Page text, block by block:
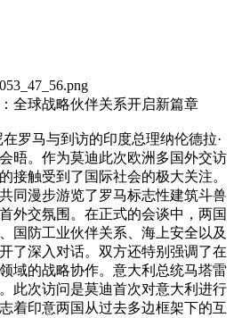
全球战略伙伴关系开启新篇章
罗马与到访的印度总理纳伦德拉·
晤。作为莫迪此次欧洲多国外交访
接触受到了国际社会的极大关注。
同漫步游览了罗马标志性建筑斗兽
外交氛围。在正式的会谈中，两国
国防工业伙伴关系、海上安全以及
了深入对话。双方还特别强调了在
域的战略协作。意大利总统马塔雷
此次访问是莫迪首次对意大利进行
着印意两国从过去多边框架下的互